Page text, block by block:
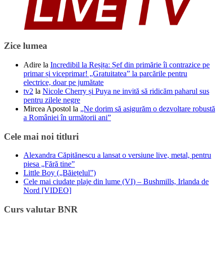
Zice lumea
Adire la Incredibil la Reșița: Șef din primărie îi contrazice pe
primar și viceprimar! „Gratuitatea” la parcările pentru
electrice, doar pe jumătate
tv2 la Nicole Cherry și Puya ne invită să ridicăm paharul sus
pentru zilele negre
Mircea Apostol la „Ne dorim să asigurăm o dezvoltare robustă
a României în următorii ani”
Cele mai noi titluri
Alexandra Căpitănescu a lansat o versiune live, metal, pentru
piesa „Fără tine”
Little Boy („Băiețelul”)
Cele mai ciudate plaje din lume (VI) – Bushmills, Irlanda de
Nord [VIDEO]
Curs valutar BNR